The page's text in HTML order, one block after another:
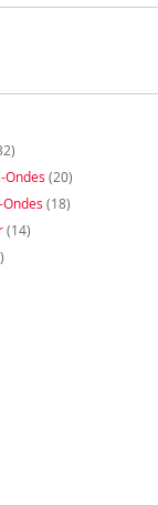
Ondes (20)
(18)
(14)